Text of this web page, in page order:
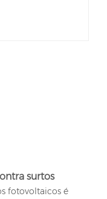
surtos
fotovoltaicos é